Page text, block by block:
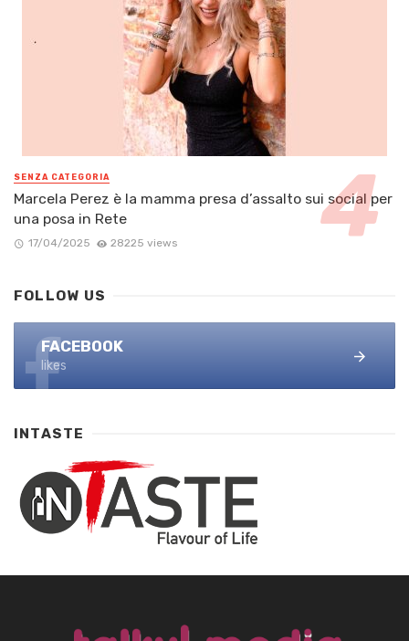
SENZA CATEGORIA
Marcela Perez è la mamma presa d’assalto sui social per
una posa in Rete
17/04/2025 28225 views
FOLLOW US
FACEBOOK
likes
INTASTE